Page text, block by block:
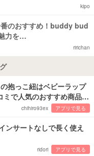
kipo
のおすすめ！buddy bud
力を…
ririchan
抱っこ紐はベビーラップ
ミで人気のおすすめ商品…
chihiro93ex アプリで見る
ンサートなしで長く使え
ridori アプリで見る